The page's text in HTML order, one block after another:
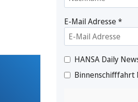
E-Mail Adresse*
HANSA Daily
Binnenschifffahrt